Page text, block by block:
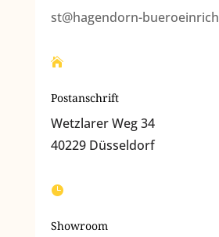
st@hagendorn-

Postanschrift
Wetzlarer Weg 34
40229 Düsseldorf

Showroom